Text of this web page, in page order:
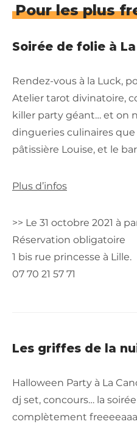
Pour les plus
Soirée de folie à
Rendez-vous à la Luck,
Atelier tarot divinatoire,
killer party géant… et on
dingueries culinaires
pâtissière Louise, et le
Plus d’infos
>> Le 31 octobre 2021 à
Réservation obligatoire
1 bis rue princesse à Lille.
07 70 21 57 71
Les griffes de la
Halloween Party à La
dj set, concours… la
complètement